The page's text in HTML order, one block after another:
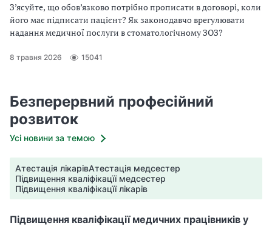
З’ясуйте, що обов’язково потрібно прописати в договорі, коли
його має підписати пацієнт? Як законодавчо врегулювати
надання медичної послуги в стоматологічному ЗОЗ?
8 травня 2026 15041
Безперервний професійний
розвиток
Усі новини за темою
Атестація лікарівАтестація медсестер
Підвищення кваліфікацїї медсестер
Підвищення кваліфікацїї лікарів
Підвищення кваліфікації медичних працівників у